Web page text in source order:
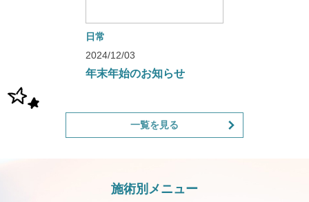
日常
2024/12/03
年末年始のお知らせ
一覧を見る
施術別メニュー